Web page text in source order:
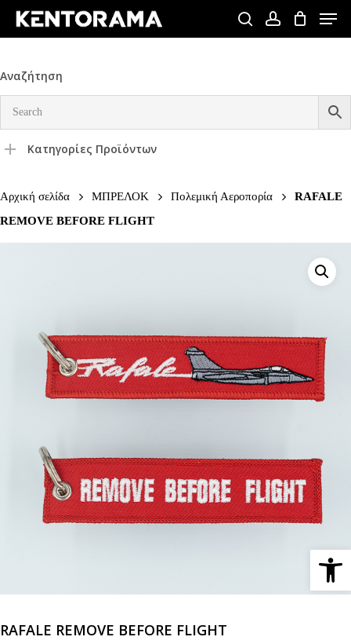
Skip
content
searchaccount
Menu
Αναζήτηση
Κατηγορίες Προϊόντων
Αρχική σελίδα ΜΠΡΕΛΟΚ Πολεμική Αεροπορία
RAFALE
REMOVE BEFORE FLIGHT
RAFALE REMOVE BEFORE FLIGHT